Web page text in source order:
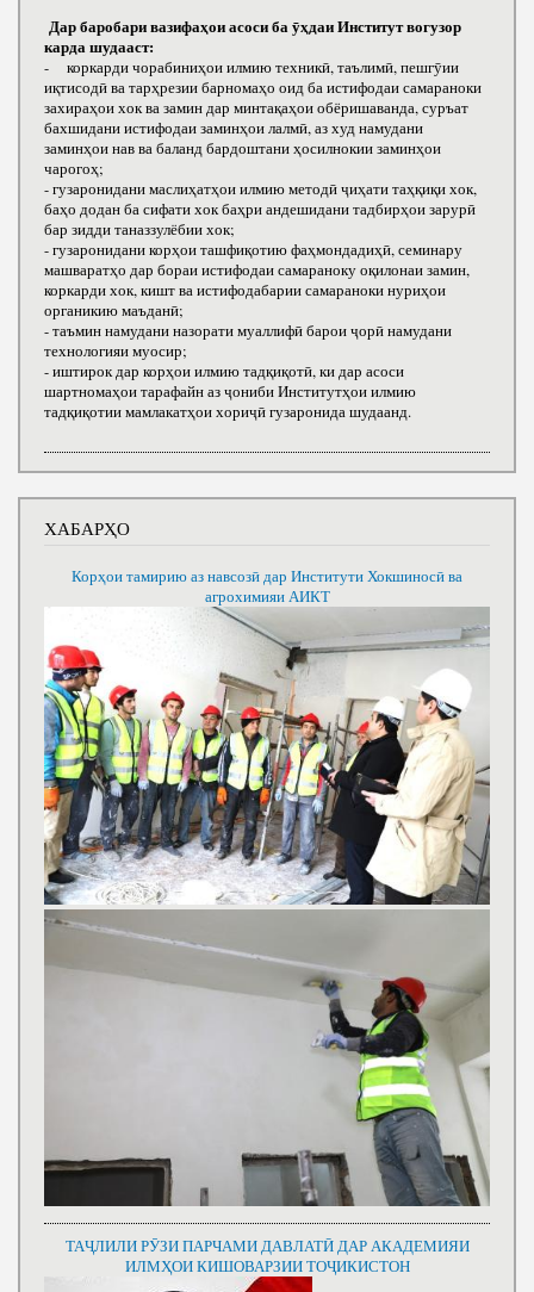
Дар баробари вазифаҳои асоси ба ӯҳдаи Институт вогузор
карда шудааст:
- коркарди чорабиниҳои илмию техникӣ, таълимӣ, пешгӯии
иқтисодӣ ва тарҳрезии барномаҳо оид ба истифодаи самараноки
захираҳои хок ва замин дар минтақаҳои обёришаванда, суръат
бахшидани истифодаи заминҳои лалмӣ, аз худ намудани
заминҳои нав ва баланд бардоштани ҳосилнокии заминҳои
чарогоҳ;
- гузаронидани маслиҳатҳои илмию методӣ ҷиҳати таҳқиқи хок,
баҳо додан ба сифати хок баҳри андешидани тадбирҳои зарурӣ
бар зидди таназзулёбии хок;
- гузаронидани корҳои ташфиқотию фаҳмондадиҳӣ, семинару
машваратҳо дар бораи истифодаи самараноку оқилонаи замин,
коркарди хок, кишт ва истифодабарии самараноки нуриҳои
органикию маъданӣ;
- таъмин намудани назорати муаллифӣ барои ҷорӣ намудани
технологияи муосир;
- иштирок дар корҳои илмию тадқиқотӣ, ки дар асоси
шартномаҳои тарафайн аз ҷониби Институтҳои илмию
тадқиқотии мамлакатҳои хориҷӣ гузаронида шудаанд.
ХАБАРҲО
Корҳои тамирию аз навсозӣ дар Институти Хокшиносӣ ва
агрохимияи АИКТ
ТАҶЛИЛИ РӮЗИ ПАРЧАМИ ДАВЛАТӢ ДАР АКАДЕМИЯИ
ИЛМҲОИ КИШОВАРЗИИ ТОҶИКИСТОН